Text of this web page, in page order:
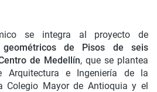
se integra al proyecto de
de
Pisos de seis
de Medellín, que se plantea
Arquitectura e Ingeniería de la
Colegio Mayor de Antioquia y el